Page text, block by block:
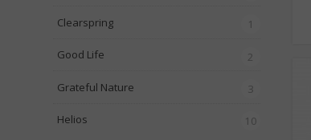
Clearspring 1
Good Life 2
Grateful Nature 3
Helios 10